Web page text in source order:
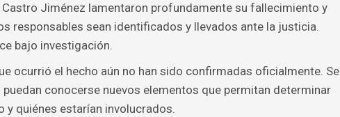
Jiménez lamentaron profundamente su fallecimiento y
responsables sean identificados y llevados ante la justicia.
bajo investigación.
ocurrió el hecho aún no han sido confirmadas oficialmente. Se
conocerse nuevos elementos que permitan determinar
quiénes estarían involucrados.